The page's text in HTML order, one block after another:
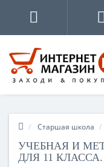
Старшая школа
УЧЕБНАЯ И
ДЛЯ 11 КЛАССА.